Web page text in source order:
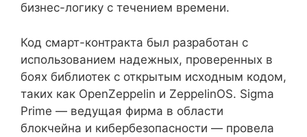
бизнес-логику с течением времени.
Код смарт-контракта был разработан с
использованием надежных, проверенных в
боях библиотек с открытым исходным кодом,
таких как OpenZeppelin и ZeppelinOS. Sigma
Prime — ведущая фирма в области
блокчейна и кибербезопасности — провела